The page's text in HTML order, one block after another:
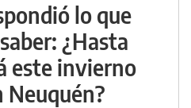
lo que
¿Hasta
este invierno